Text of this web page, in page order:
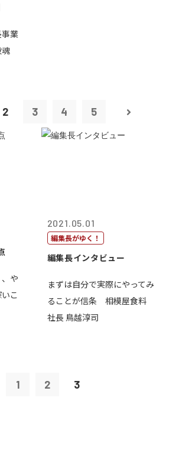
業
2 3 4 5
や
こ
2021.05.01
編集長がゆく！
編集長インタビュー
まずは自分で実際にやってみ
ることが信条 相模屋食料
社長 鳥越淳司
1 2 3